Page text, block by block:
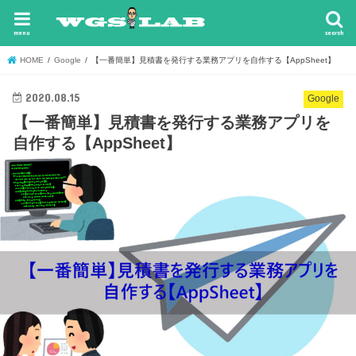
search
menu
HOME Google 【一番簡単】見積書を発行する業務アプリを自作する【AppSheet】
Google
2020.08.15
【一番簡単】見積書を発行する業務アプリを
自作する【AppSheet】